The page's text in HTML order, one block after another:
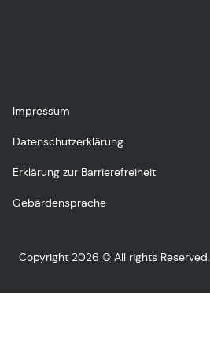
Impressum
Datenschutzerklärung
Erklärung zur Barrierefreiheit
Gebärdensprache
Copyright 2026 © All rights Reserved.